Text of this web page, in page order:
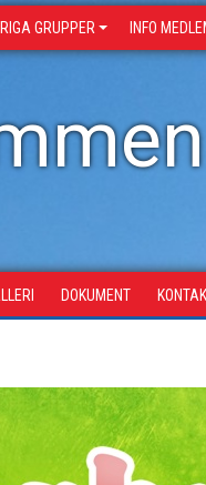
GRUPPER INFO
DOKUMENT